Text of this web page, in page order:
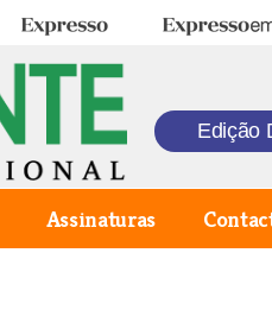
Expresso Expresso
Edição
Assinaturas